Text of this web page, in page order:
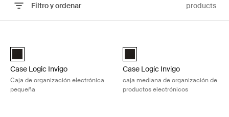
Filtro y ordenar products
Case Logic Invigo electronic case small Negro (selected)
Case Logic Invigo
Caja de organización electrónica
pequeña
Case Logic Invigo electronic
Case Logic Invigo
caja mediana de organización de
productos electrónicos